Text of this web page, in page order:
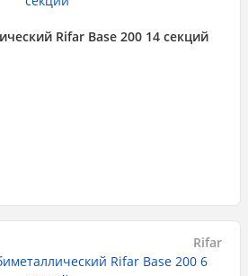
Rifar Base 200 14 секций
Rifar